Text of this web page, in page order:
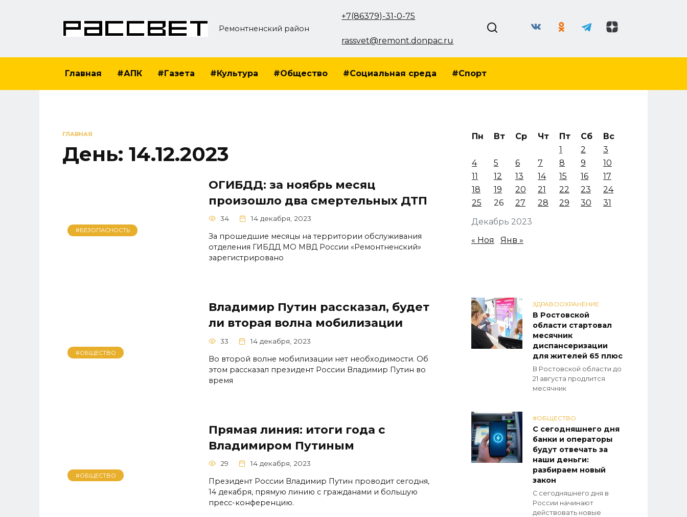
Ремонтненский район
+7(86379)-31-0-75
rassvet@remont.donpac.ru
Главная #АПК #Газета #Культура #Общество #Социальная среда #Спорт
ГЛАВНАЯ
День: 14.12.2023
#БЕЗОПАСНОСТЬ
ОГИБДД: за ноябрь месяц
произошло два смертельных ДТП
34 14 декабря, 2023
За прошедшие месяцы на территории обслуживания
отделения ГИБДД МО МВД России «Ремонтненский»
зарегистрировано
#ОБЩЕСТВО
Владимир Путин рассказал, будет
ли вторая волна мобилизации
33 14 декабря, 2023
Во второй волне мобилизации нет необходимости. Об
этом рассказал президент России Владимир Путин во
время
#ОБЩЕСТВО
Прямая линия: итоги года с
Владимиром Путиным
29 14 декабря, 2023
Президент России Владимир Путин проводит сегодня,
14 декабря, прямую линию с гражданами и большую
пресс-конференцию.
Декабрь 2023
Пн Вт Ср Чт Пт Сб
Вс
1
2
3
4
5 6 7 8 9
10
11
12 13 14 15 16
17
18
19 20 21 22 23
24
25
26 27 28 29 30 31
« Ноя Янв »
ЗДРАВООХРАНЕНИЕ
В Ростовской
области стартовал
месячник
диспансеризации
для жителей 65 плюс
В Ростовской области до
21 августа продлится
месячник
#ОБЩЕСТВО
С сегодняшнего дня
банки и операторы
будут отвечать за
наши деньги:
разбираем новый
закон
С сегодняшнего дня в
России начинают
действовать новые